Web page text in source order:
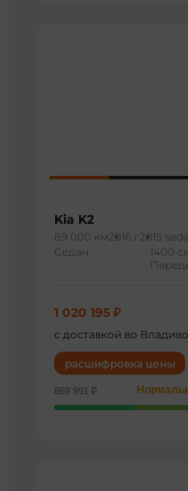
Kia K2
89 000 км2016 г 2015
Седан
1400
1 020 195 ₽
с доставкой во
расшифровка цены
869 991 ₽